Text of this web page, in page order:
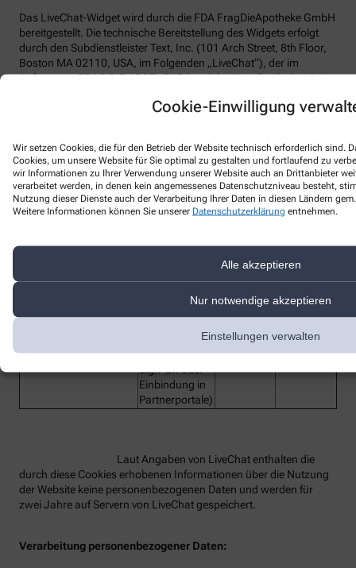
Cookie-Einwilligung
Wir setzen Cookies, die für den Betrieb der Website technisch erforderlich sind.
Cookies, um unsere Website für Sie optimal zu gestalten und fortlaufend zu
wir Informationen zu Ihrer Verwendung unserer Website auch an Drittanbieter
verarbeitet werden, in denen kein angemessenes Datenschutzniveau besteht,
Nutzung dieser Dienste auch der Verarbeitung Ihrer Daten in diesen Ländern
Weitere Informationen können Sie unserer Datenschutzerklärung entnehmen.
Alle akzeptieren
Nur notwendige akzeptieren
Einstellungen verwalten
Das LiveChat-Widget wird durch die FDA FragDieApotheke GmbH
bereitgestellt. Die technische Bereitstellung des Widgets erfolgt
durch den Subdienstleister Text, Inc. (101 Arch Street, 8th Floor,
Boston MA 02110, USA, im Folgenden „LiveChat“), der im
Auftrag von FRAG DIE APOTHEKE handelt. Wir selbst haben kein
Bezeichnung des
Dienstes
Funktion Anbieter Laufzeit
lc_cid Customer ID LiveChat 2 Jahre
Secure Token
Hilfs-Cookie,
(z.B. bei Single
Sign-On oder
Einbindung in
Partnerportale)
LiveChat 2 Jahre
Laut Angaben von LiveChat enthalten die
durch diese Cookies erhobenen Informationen über die Nutzung
der Website keine personenbezogenen Daten und werden für
zwei Jahre auf Servern von LiveChat gespeichert.
Verarbeitung personenbezogener Daten: